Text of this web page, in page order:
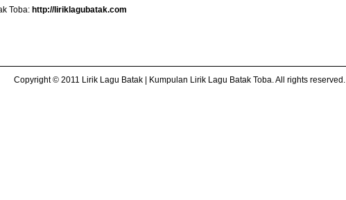
Toba: http://liriklagubatak.com
Copyright © 2011 Lirik Lagu Batak | Kumpulan Lirik Lagu Batak Toba. All rights reserved.